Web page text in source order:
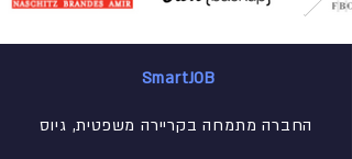
SmartJOB
החברה מתמחה בקריירה משפטית, גיוס